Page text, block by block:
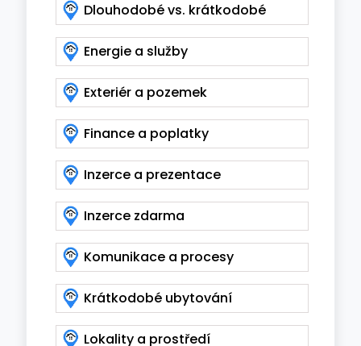
Dlouhodobé vs. krátkodobé
Energie a služby
Exteriér a pozemek
Finance a poplatky
Inzerce a prezentace
Inzerce zdarma
Komunikace a procesy
Krátkodobé ubytování
Lokality a prostředí